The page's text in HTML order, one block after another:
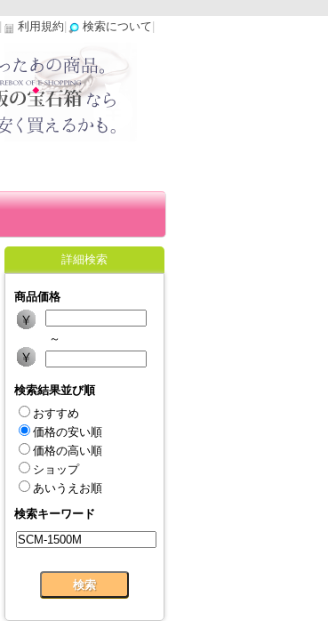
利用規約 検索について
詳細検索
商品価格
～
検索結果並び順
おすすめ
価格の安い順
価格の高い順
ショップ
あいうえお順
検索キーワード